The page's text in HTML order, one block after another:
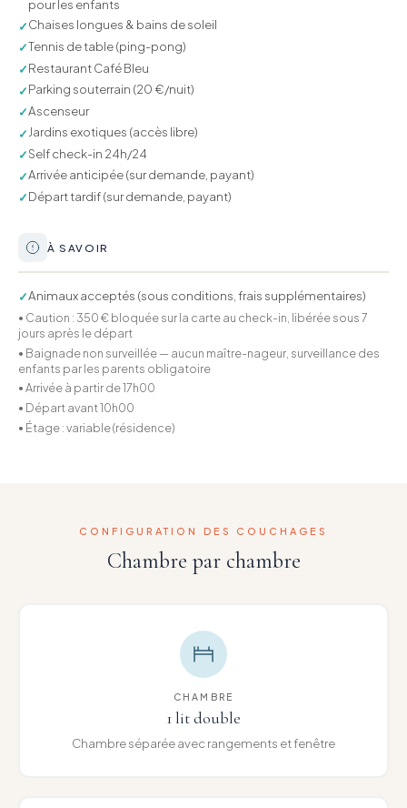
pour les enfants
✓Chaises longues & bains de soleil
✓Tennis de table (ping-pong)
✓Restaurant Café Bleu
✓Parking souterrain (20 €/nuit)
✓Ascenseur
✓ Jardins exotiques (accès libre)
✓Self check-in 24h/24
✓Arrivée anticipée (sur demande, payant)
✓Départ tardif (sur demande, payant)
À SAVOIR
✓Animaux acceptés (sous conditions, frais supplémentaires)
• Caution : 350 € bloquée sur la carte au check-in, libérée sous 7
jours après le départ
• Baignade non surveillée — aucun maître-nageur, surveillance des
enfants par les parents obligatoire
• Arrivée à partir de 17h00
• Départ avant 10h00
• Étage : variable (résidence)
CONFIGURATION DES COUCHAGES
Chambre par chambre
CHAMBRE
1 lit double
Chambre séparée avec rangements et fenêtre